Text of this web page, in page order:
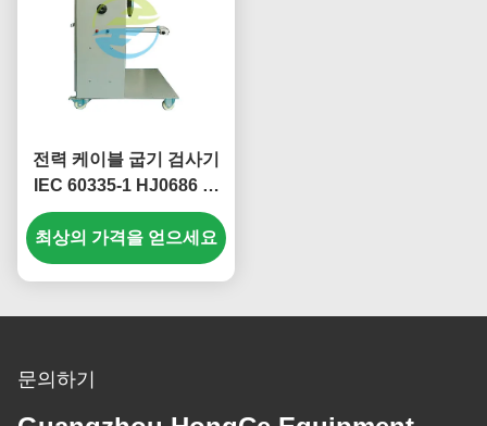
전력 케이블 굽기 검사기
IEC 60335-1 HJ0686 가
전제품 내구성 시험 장비
최상의 가격을 얻으세요
문의하기